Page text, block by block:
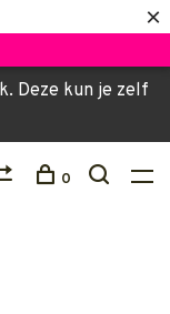
×
Deze kun je zelf
0